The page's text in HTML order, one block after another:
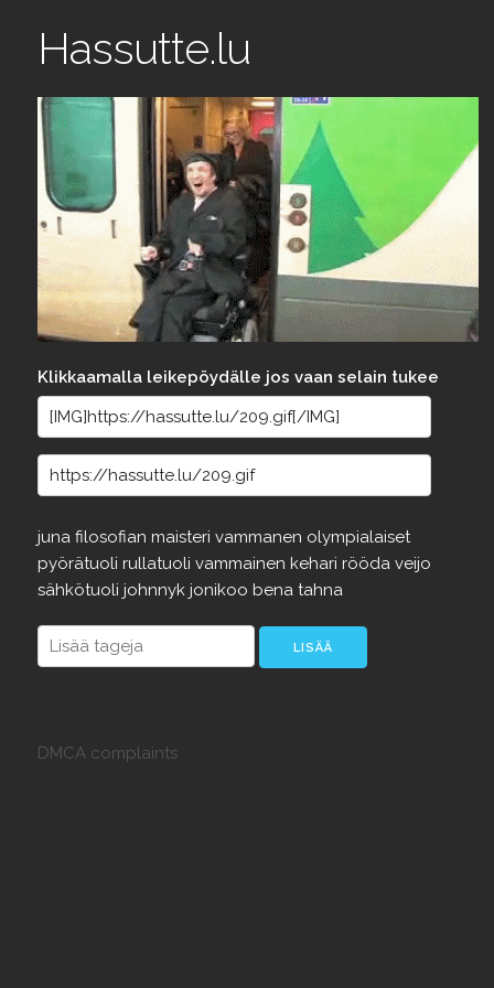
Hassutte.lu
Klikkaamalla leikepöydälle jos vaan selain tukee
juna filosofian maisteri vammanen olympialaiset
pyörätuoli rullatuoli vammainen kehari rööda veijo
sähkötuoli johnnyk jonikoo bena tahna
DMCA complaints